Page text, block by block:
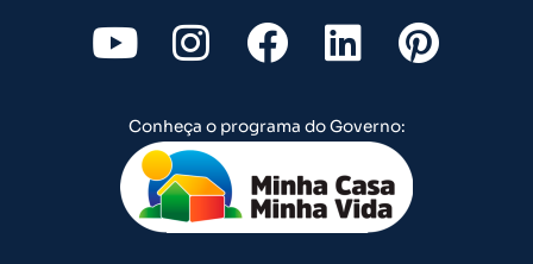
Y
o
u
t
u
b
I
n
s
t
a
g
F
a
c
e
b
o
L
i
n
k
e
d
P
i
Conheça o programa do Governo: